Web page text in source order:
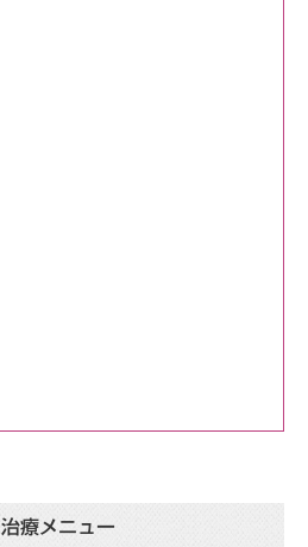
治療メニュー